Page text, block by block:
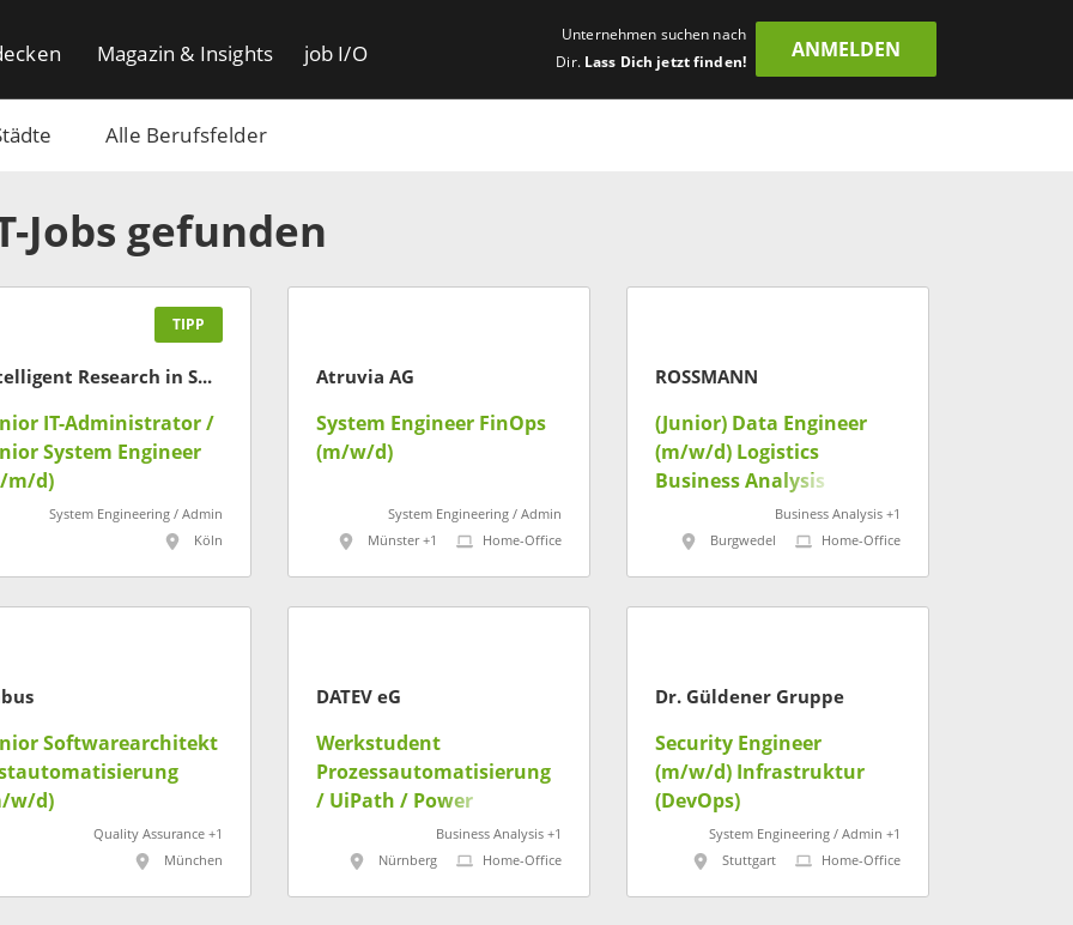
Alle Berufsfelder
Magazin & Insights job I/O
Unternehmen suchen nach
Dir. Lass Dich jetzt finden!
ANMELDEN
Jobs gefunden
TIPP
Intelligent Research in Sponsoring GmbH
IT-Administrator /
System Engineer
m/d)
System Engineering / Admin
Köln
Atruvia AG
System Engineer FinOps
(m/w/d)
System Engineering / Admin
Münster +1
Home-Office
ROSSMANN
(Junior) Data Engineer
(m/w/d) Logistics
Business Analysis
Business Analysis +1
Burgwedel
Home-Office
Softwarearchitekt
w/d)
Quality Assurance +1
München
DATEV eG
Werkstudent
Prozessautomatisierung
/ UiPath / Power
Platform (m/w/d)Business Analysis +1
Nürnberg
Home-Office
Dr. Güldener Gruppe
Security Engineer
(m/w/d) Infrastruktur
(DevOps)
System Engineering / Admin +1
Stuttgart
Home-Office